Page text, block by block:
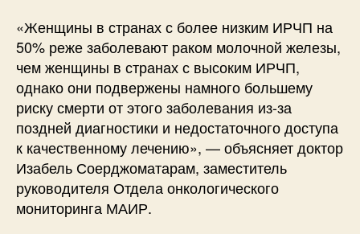
«Женщины в странах с более низким ИРЧП на
50% реже заболевают раком молочной железы,
чем женщины в странах с высоким ИРЧП,
однако они подвержены намного большему
риску смерти от этого заболевания из-за
поздней диагностики и недостаточного доступа
к качественному лечению», — объясняет доктор
Изабель Соерджоматарам, заместитель
руководителя Отдела онкологического
мониторинга МАИР.